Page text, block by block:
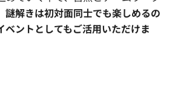
謎解きは初対面同士でも楽しめるの
ベントとしてもご活用いただけま